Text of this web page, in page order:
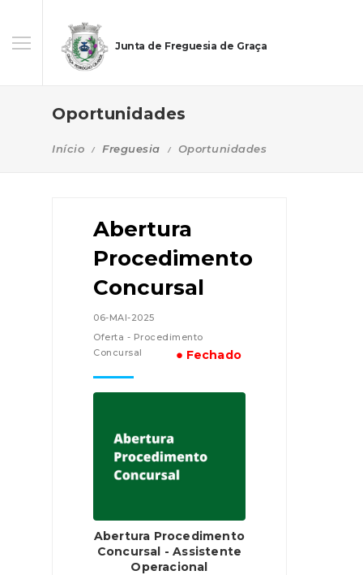
Junta de Freguesia de Graça
Oportunidades
Início Freguesia Oportunidades
Abertura
Procedimento
Concursal
06-MAI-2025
Oferta - Procedimento
Concursal
● Fechado
Abertura Procedimento
Concursal - Assistente
Operacional